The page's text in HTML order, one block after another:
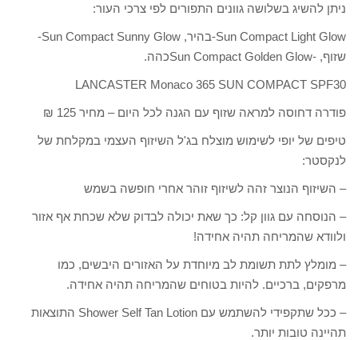
ניתן להשיג בשלושה גוונים התפורים לפי צרכי העור:
Sun Compact Light Glow-בהיר, Sun Compact Sunny Glow-
שזוף, -Sun Compact Golden Glowכהה.
LANCASTER Monaco 365 SUN COMPACT SPF30
פודרה דחוסה למראה שזוף עם הגנה לכל היום – מחיר 125 ₪
טיפים של יופי לשימוש מוצלח בג'ל השיזוף העצמי במקלחת של
לנקסטר:
– השיזוף הנוצר זהה לשיזוף זוהר אחרי חופשה בשמש
– הנוסחה עם גוון קל: כך שאת יכולה לבדוק שלא שכחת אף אזור
ולוודא שהמריחה תהיה אחידה!
– מומלץ לתת תשומת לב מיוחדת על האזורים היבשים, כמו
מרפקים, ברכיים. להיות בטוחים שהמריחה תהיה אחידה.
– ככל שתקפידי להשתמש עם Shower Self Tan Lotion התוצאות
תהיינה טובות יותר.